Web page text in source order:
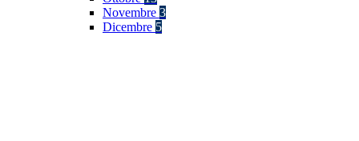
Novembre 3
Dicembre 5